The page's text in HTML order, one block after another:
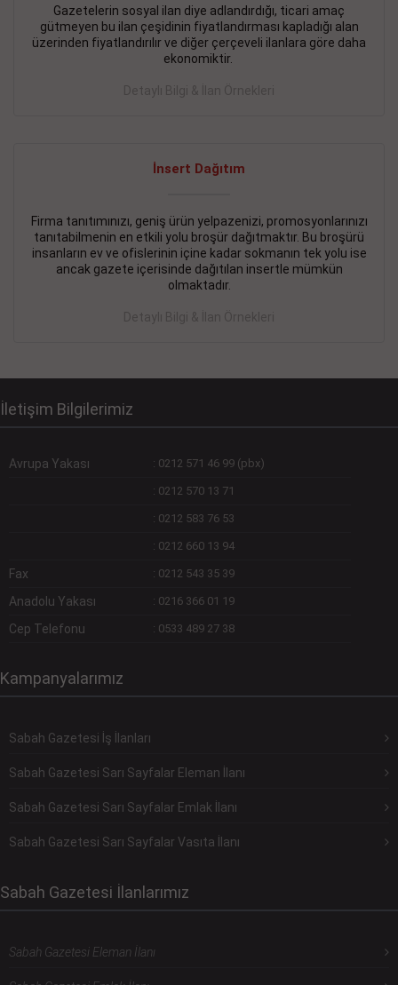
Gazetelerin sosyal ilan diye adlandırdığı, ticari amaç
gütmeyen bu ilan çeşidinin fiyatlandırması kapladığı alan
üzerinden fiyatlandırılır ve diğer çerçeveli ilanlara göre daha
ekonomiktir.
Detaylı Bilgi & İlan Örnekleri
İnsert Dağıtım
Firma tanıtımınızı, geniş ürün yelpazenizi, promosyonlarınızı
tanıtabilmenin en etkili yolu broşür dağıtmaktır. Bu broşürü
insanların ev ve ofislerinin içine kadar sokmanın tek yolu ise
ancak gazete içerisinde dağıtılan insertle mümkün
olmaktadır.
Detaylı Bilgi & İlan Örnekleri
İletişim Bilgilerimiz
Avrupa Yakası : 0212 571 46 99 (pbx)
: 0212 570 13 71
: 0212 583 76 53
: 0212 660 13 94
Fax : 0212 543 35 39
Anadolu Yakası : 0216 366 01 19
Cep Telefonu : 0533 489 27 38
Kampanyalarımız
Sabah Gazetesi İş İlanları
Sabah Gazetesi Sarı Sayfalar Eleman İlanı
Sabah Gazetesi Sarı Sayfalar Emlak İlanı
Sabah Gazetesi Sarı Sayfalar Vasıta İlanı
Sabah Gazetesi İlanlarımız
Sabah Gazetesi Eleman İlanı
İŞYERİ KİRALIK İlanı - 11.09.2018
BEYLİKDÜZÜ Kavaklıda 4 katlı bina
DEVREMÜLK KİRALIK İlanı- 11.09.2018
SİNYE Tekstile Şoförlüğü olan 35 yaşını aşmamış, Depo
elemanı alınacaktır. Osmanbey, Şişli
Devamını Gör